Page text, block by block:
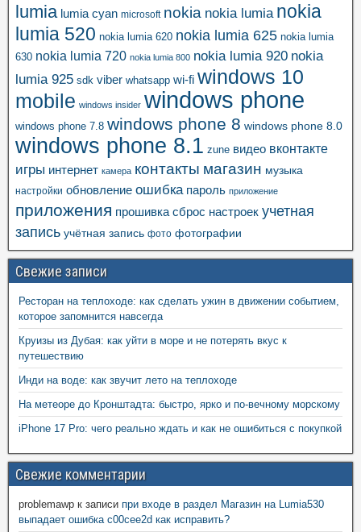
lumia lumia cyan microsoft nokia nokia lumia nokia
lumia 520 nokia lumia 620 nokia lumia 625 nokia lumia
630 nokia lumia 720 nokia lumia 800 nokia lumia 920 nokia
lumia 925 sdk viber whatsapp wi-fi windows 10
mobile windows insider windows phone
windows phone 7.8 windows phone 8 windows phone 8.0
windows phone 8.1 zune видео вконтакте
игры интернет камера контакты магазин музыка
настройки обновление ошибка пароль приложение
приложения прошивка сброс настроек учетная
запись учётная запись фото фотографии
Свежие записи
Ресторан на теплоходе: как сделать ужин в движении событием,
которое запомнится навсегда
Круизы из Дубая: как уйти в море и не потерять вкус к
путешествию
Инди на воде: как звучит лето на теплоходе
На метеоре до Кронштадта: быстро, ярко и по-вечному морскому
iPhone 17 Pro: чего реально ждать и как не ошибиться с покупкой
Свежие комментарии
problemawp к записи при входе в раздел Магазин на Lumia530
выпадает ошибка c00cee2d как исправить?